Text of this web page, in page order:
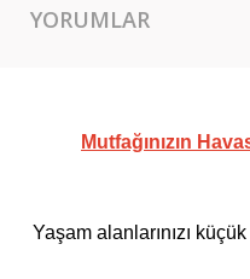
YORUMLAR
Mutfağınızın
Yaşam alanlarınızı